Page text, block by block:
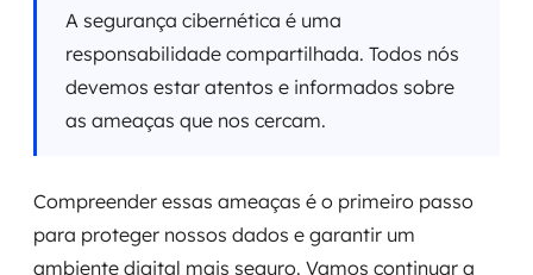
A segurança cibernética é uma
responsabilidade compartilhada. Todos nós
devemos estar atentos e informados sobre
as ameaças que nos cercam.
Compreender essas ameaças é o primeiro passo
para proteger nossos dados e garantir um
ambiente digital mais seguro. Vamos continuar a